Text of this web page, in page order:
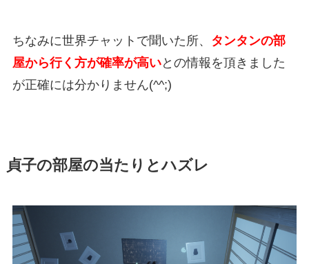
ちなみに世界チャットで聞いた所、
タンタンの部
屋から行く方が確率が高いとの情報を頂きました
が正確には分かりません(^^;)
貞子の部屋の当たりとハズレ